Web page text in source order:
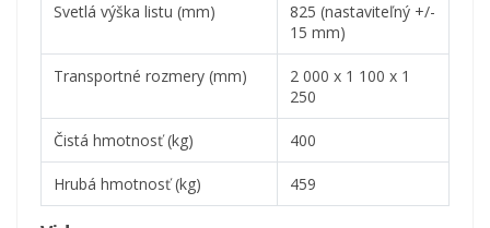
Svetlá výška listu (mm)
825 (nastaviteľný +/-
15 mm)
Transportné rozmery (mm)
2 000 x 1 100 x 1
250
Čistá hmotnosť (kg) 400
Hrubá hmotnosť (kg) 459